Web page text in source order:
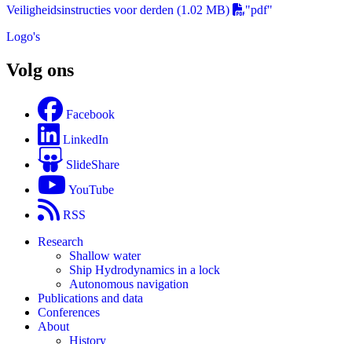
Veiligheidsinstructies voor derden (1.02 MB)
"pdf"
Logo's
Volg ons
Facebook
LinkedIn
SlideShare
YouTube
RSS
Research
Shallow water
Ship Hydrodynamics in a lock
Autonomous navigation
Publications and data
Conferences
About
History